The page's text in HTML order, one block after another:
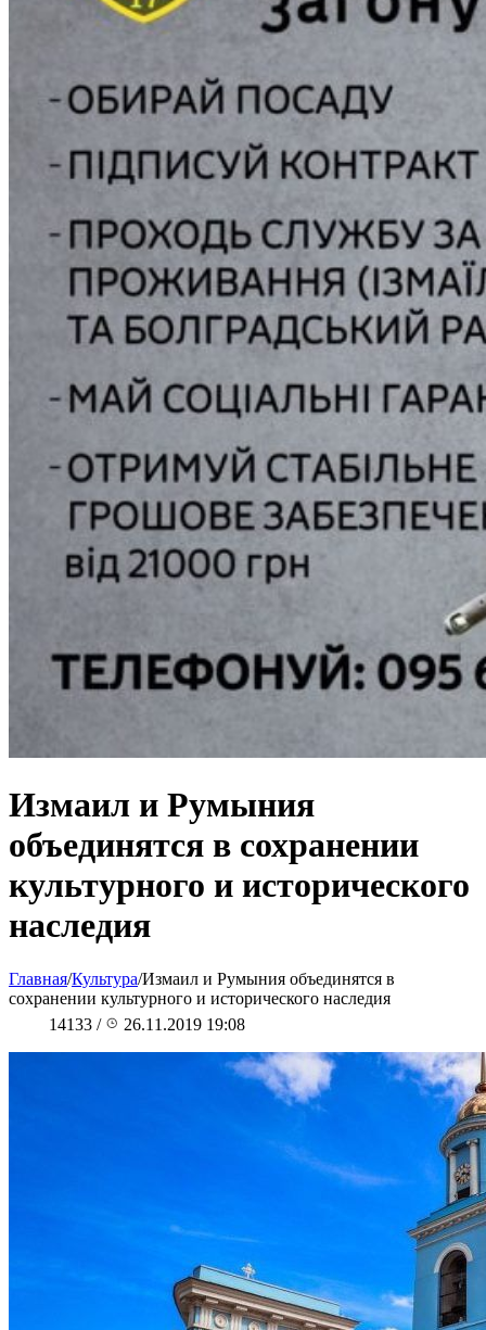
Измаил и Румыния
объединятся в сохранении
культурного и исторического
наследия
Главная/Культура/Измаил и Румыния объединятся в
сохранении культурного и исторического наследия
14133 / 26.11.2019 19:08